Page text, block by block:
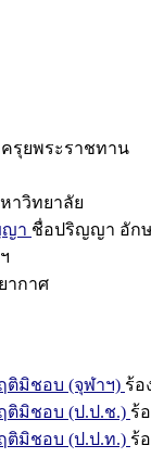
ครุยพระราชทาน
าวิทยาลัย
ญา ชื่อปริญญา อัก
ากาศ
ติมิชอบ (จุฬาฯ) ร้อ
ติมิชอบ (ป.ป.ช.) ร้
ติมิชอบ (ป.ป.ท.) ร้